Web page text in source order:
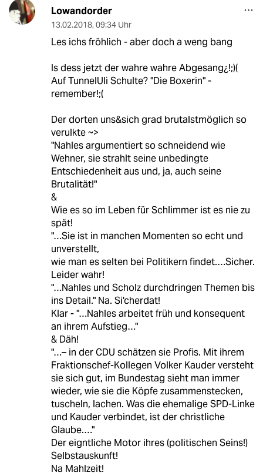
Lowandorder
13.02.2018, 09:34 Uhr
Les ichs fröhlich - aber doch a weng bang
Is dess jetzt der wahre wahre Abgesang¿!;)(
Auf TunnelUli Schulte? "Die Boxerin" -
remember!;(
Der dorten uns&sich grad brutalstmöglich so
verulkte ~>
"Nahles argumentiert so schneidend wie
Wehner, sie strahlt seine unbedingte
Entschiedenheit aus und, ja, auch seine
Brutalität!"
&
Wie es so im Leben für Schlimmer ist es nie zu
spät!
"…Sie ist in manchen Momenten so echt und
unverstellt,
wie man es selten bei Politikern findet.…Sicher.
Leider wahr!
"…Nahles und Scholz durchdringen Themen bis
ins Detail." Na. Si'cherdat!
Klar - "…Nahles arbeitet früh und konsequent
an ihrem Aufstieg…"
& Däh!
"…– in der CDU schätzen sie Profis. Mit ihrem
Fraktionschef-Kollegen Volker Kauder versteht
sie sich gut, im Bundestag sieht man immer
wieder, wie sie die Köpfe zusammenstecken,
tuscheln, lachen. Was die ehemalige SPD-Linke
und Kauder verbindet, ist der christliche
Glaube.…"
Der eigntliche Motor ihres (politischen Seins!)
Selbstauskunft!
Na Mahlzeit!